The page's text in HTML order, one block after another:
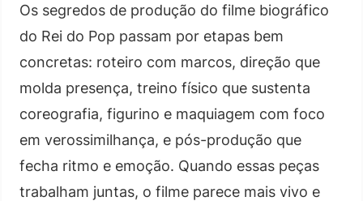
Os segredos de produção do filme biográfico
do Rei do Pop passam por etapas bem
concretas: roteiro com marcos, direção que
molda presença, treino físico que sustenta
coreografia, figurino e maquiagem com foco
em verossimilhança, e pós-produção que
fecha ritmo e emoção. Quando essas peças
trabalham juntas, o filme parece mais vivo e